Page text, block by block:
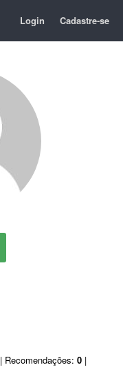
Login Cadastre-se
| Recomendações: 0 |